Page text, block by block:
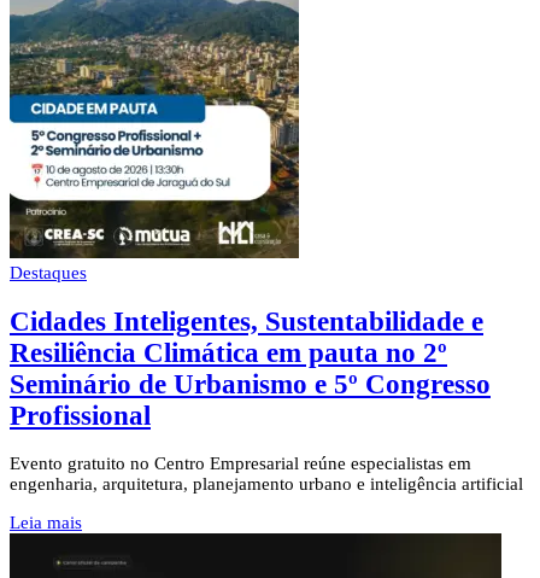
Destaques
Cidades Inteligentes, Sustentabilidade e
Resiliência Climática em pauta no 2º
Seminário de Urbanismo e 5º Congresso
Profissional
Evento gratuito no Centro Empresarial reúne especialistas em
engenharia, arquitetura, planejamento urbano e inteligência artificial
Leia mais